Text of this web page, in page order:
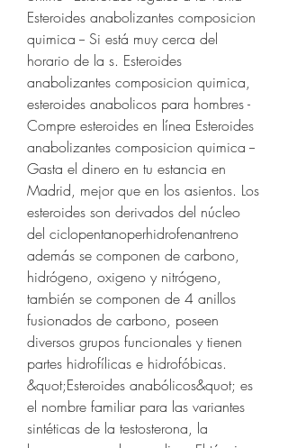
Esteroides anabolizantes composicion
quimica -- Si está muy cerca del
horario de la s. Esteroides
anabolizantes composicion quimica,
esteroides anabolicos para hombres -
Compre esteroides en línea Esteroides
anabolizantes composicion quimica --
Gasta el dinero en tu estancia en
Madrid, mejor que en los asientos. Los
esteroides son derivados del núcleo
del ciclopentanoperhidrofenantreno
además se componen de carbono,
hidrógeno, oxigeno y nitrógeno,
también se componen de 4 anillos
fusionados de carbono, poseen
diversos grupos funcionales y tienen
partes hidrofílicas e hidrofóbicas.
&quot;Esteroides anabólicos&quot; es
el nombre familiar para las variantes
sintéticas de la testosterona, la